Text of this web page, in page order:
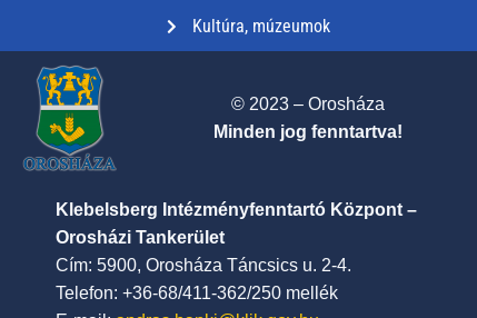
Kultúra, múzeumok
© 2023 – Orosháza
Minden jog fenntartva!
Klebelsberg Intézményfenntartó Központ –
Orosházi Tankerület
Cím: 5900, Orosháza Táncsics u. 2-4.
Telefon: +36-68/411-362/250 mellék